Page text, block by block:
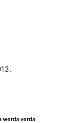
werda verda